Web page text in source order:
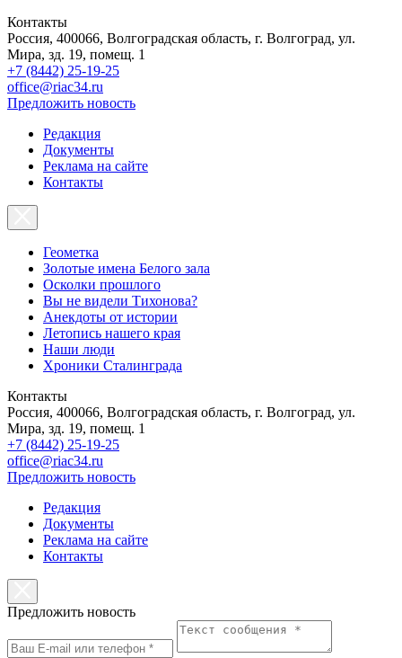
Контакты
Россия, 400066, Волгоградская область, г. Волгоград, ул.
Мира, зд. 19, помещ. 1
+7 (8442) 25-19-25
office@riac34.ru
Предложить новость
Редакция
Документы
Реклама на сайте
Контакты
Геометка
Золотые имена Белого зала
Осколки прошлого
Вы не видели Тихонова?
Анекдоты от истории
Летопись нашего края
Наши люди
Хроники Сталинграда
Контакты
Россия, 400066, Волгоградская область, г. Волгоград, ул.
Мира, зд. 19, помещ. 1
+7 (8442) 25-19-25
office@riac34.ru
Предложить новость
Редакция
Документы
Реклама на сайте
Контакты
Предложить новость